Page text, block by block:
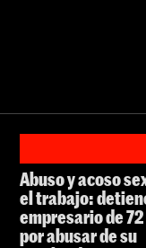
Abuso y acoso
el trabajo:
empresario de
por abusar de su